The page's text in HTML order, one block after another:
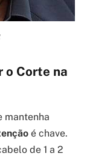
o Corte na
mantenha
é chave.
de 1 a 2